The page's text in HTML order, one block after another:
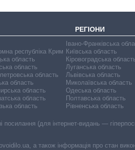
РЕГІОНИ
республіка Крим
область
область
область
область
область
область
область
Івано-Франківська
Київська область
Кіровоградська
Луганська область
Львівська область
Миколаївська область
Одеська область
Полтавська область
Рівненська область
посилання (для інтернет-видань —
а також інформація про стан